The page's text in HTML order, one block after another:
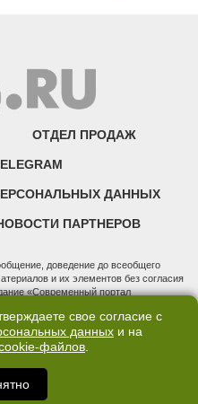
ОТДЕЛ ПРОДАЖ
ДАННЫХ
ПАРТНЕРОВ
доведение до всеобщего
и их элементов без согласия
«Современный портал
и массовых коммуникаций
№ ФС 77 - 76634 от 02.09.2019
"66.ру". Юридический
продаж: 620014, Свердловская
д. 3, оф. 7015, +7 (343) 288-50-66
Дмитрий Владимирович
свое согласие с
данных и на
файлов.